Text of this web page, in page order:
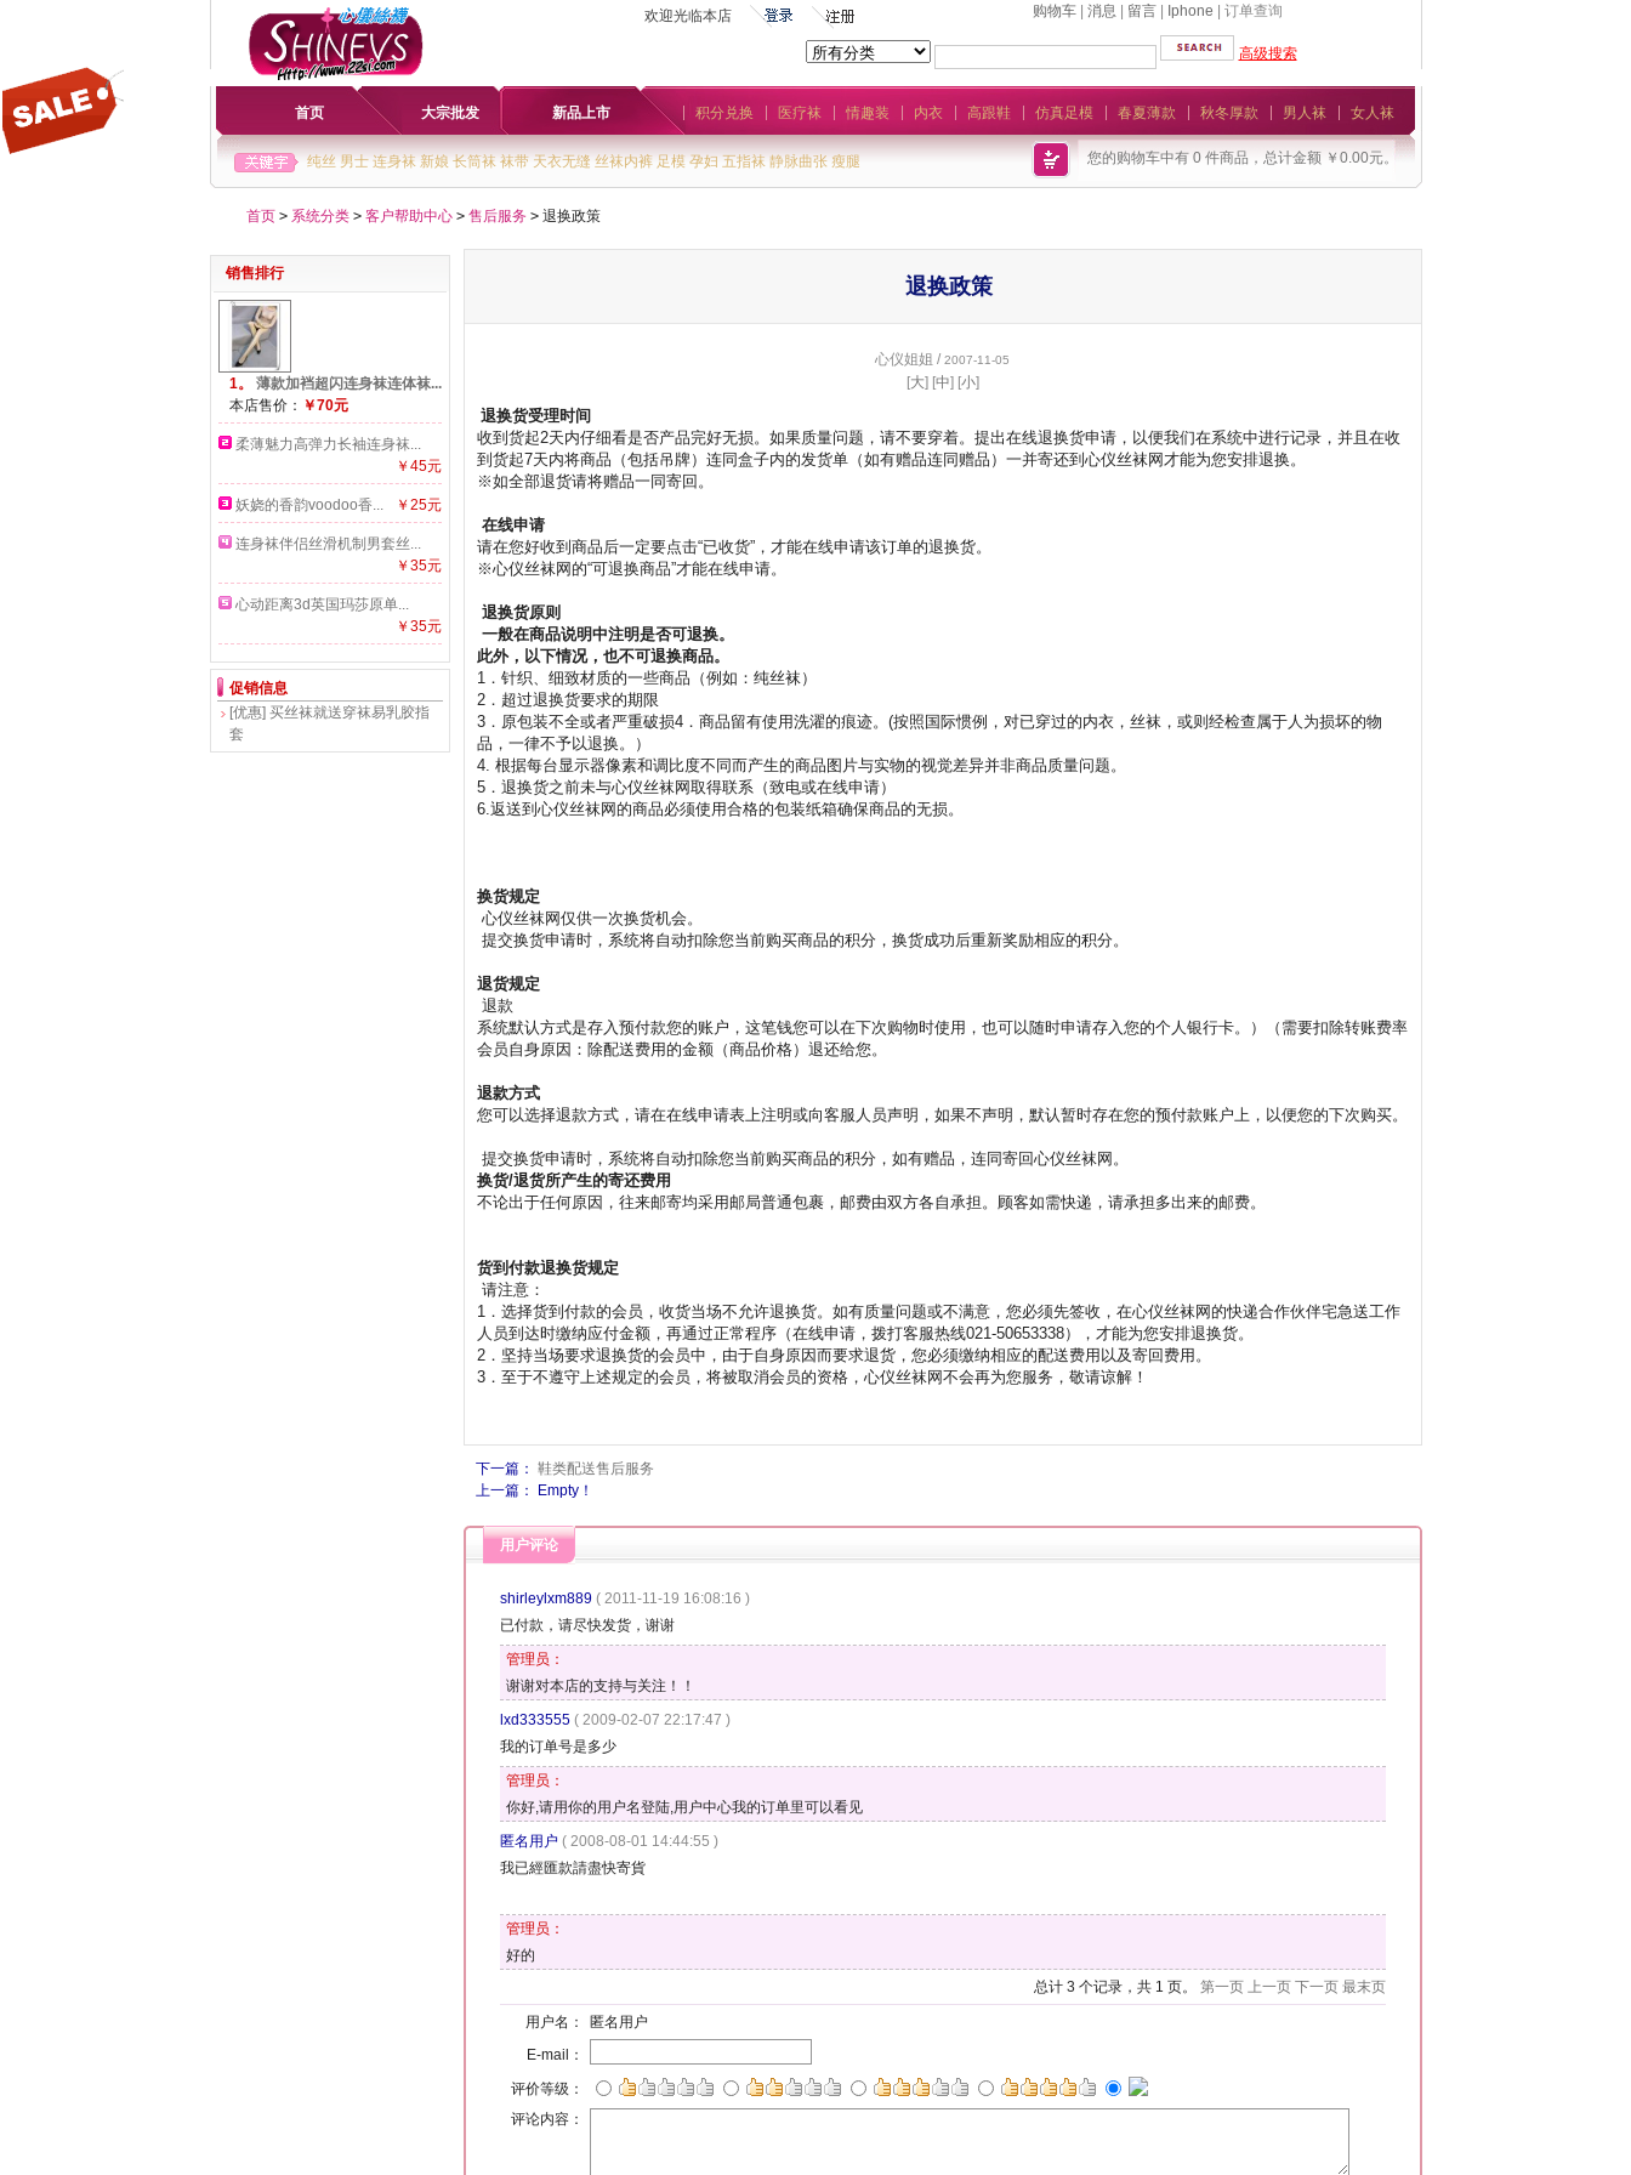
欢迎光临本店 购物车| 消息 留言| Iphone | 订单查询
高级搜索
首页 大宗批发 新品上市 积分兑换 医疗袜 情趣装 内衣 高跟鞋 仿真足模 春夏薄款 秋冬厚款 男人袜 女人袜
纯丝 男士 连身袜 新娘 长筒袜 袜带 天衣无缝 丝袜内裤 足模 孕妇 五指袜 静脉曲张 瘦腿 您的购物车中有 0 件商品，总计金额 ￥0.00元。
首页 > 系统分类 > 客户帮助中心 > 售后服务 >退换政策
销售排行
1。
薄款加裆超闪连身袜连体袜...
本店售价： ￥70元
柔薄魅力高弹力长袖连身袜...
￥45元
妖娆的香韵voodoo香... ￥25元
连身袜伴侣丝滑机制男套丝...
￥35元
心动距离3d英国玛莎原单...
￥35元
促销信息
[优惠] 买丝袜就送穿袜易乳胶指
套
退换政策
心仪姐姐 / 2007-11-05
[大] [中] [小]
退换货受理时间
收到货起2天内仔细看是否产品完好无损。如果质量问题，请不要穿着。提出在线退换货申请，以便我们在系统中进行记录，并且在收
到货起7天内将商品（包括吊牌）连同盒子内的发货单（如有赠品连同赠品）一并寄还到心仪丝袜网才能为您安排退换。
※如全部退货请将赠品一同寄回。
在线申请
请在您好收到商品后一定要点击“已收货”，才能在线申请该订单的退换货。
※心仪丝袜网的“可退换商品”才能在线申请。
退换货原则
一般在商品说明中注明是否可退换。
此外，以下情况，也不可退换商品。
1．针织、细致材质的一些商品（例如：纯丝袜）
2．超过退换货要求的期限
3．原包装不全或者严重破损4．商品留有使用洗濯的痕迹。(按照国际惯例，对已穿过的内衣，丝袜，或则经检查属于人为损坏的物
品，一律不予以退换。）
4. 根据每台显示器像素和调比度不同而产生的商品图片与实物的视觉差异并非商品质量问题。
5．退换货之前未与心仪丝袜网取得联系（致电或在线申请）
6.返送到心仪丝袜网的商品必须使用合格的包装纸箱确保商品的无损。
换货规定
心仪丝袜网仅供一次换货机会。
提交换货申请时，系统将自动扣除您当前购买商品的积分，换货成功后重新奖励相应的积分。
退货规定
退款
系统默认方式是存入预付款您的账户，这笔钱您可以在下次购物时使用，也可以随时申请存入您的个人银行卡。）（需要扣除转账费率
会员自身原因：除配送费用的金额（商品价格）退还给您。
退款方式
您可以选择退款方式，请在在线申请表上注明或向客服人员声明，如果不声明，默认暂时存在您的预付款账户上，以便您的下次购买。
提交换货申请时，系统将自动扣除您当前购买商品的积分，如有赠品，连同寄回心仪丝袜网。
换货/退货所产生的寄还费用
不论出于任何原因，往来邮寄均采用邮局普通包裹，邮费由双方各自承担。顾客如需快递，请承担多出来的邮费。
货到付款退换货规定
请注意：
1．选择货到付款的会员，收货当场不允许退换货。如有质量问题或不满意，您必须先签收，在心仪丝袜网的快递合作伙伴宅急送工作
人员到达时缴纳应付金额，再通过正常程序（在线申请，拨打客服热线021-50653338），才能为您安排退换货。
2．坚持当场要求退换货的会员中，由于自身原因而要求退货，您必须缴纳相应的配送费用以及寄回费用。
3．至于不遵守上述规定的会员，将被取消会员的资格，心仪丝袜网不会再为您服务，敬请谅解！
下一篇： 鞋类配送售后服务
上一篇： Empty！
用户评论
shirleylxm889 ( 2011-11-19 16:08:16 )
已付款，请尽快发货，谢谢
管理员：
谢谢对本店的支持与关注！！
lxd333555 ( 2009-02-07 22:17:47 )
我的订单号是多少
管理员：
你好,请用你的用户名登陆,用户中心我的订单里可以看见
匿名用户 ( 2008-08-01 14:44:55 )
我已經匯款請盡快寄貨
管理员：
好的
总计 3 个记录，共 1 页。 第一页 上一页 下一页 最末页
用户名：
匿名用户
E-mail：
评价等级：
评论内容：